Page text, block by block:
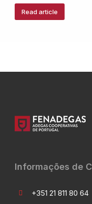
Read article
Informações de
+351 21 811 80 64